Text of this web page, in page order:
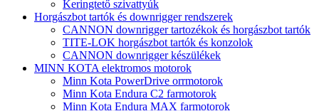
Keringtető szivattyúk
Horgászbot tartók és downrigger rendszerek
CANNON downrigger tartozékok és horgászbot tartók
TITE-LOK horgászbot tartók és konzolok
CANNON downrigger készülékek
MINN KOTA elektromos motorok
Minn Kota PowerDrive orrmotorok
Minn Kota Endura C2 farmotorok
Minn Kota Endura MAX farmotorok